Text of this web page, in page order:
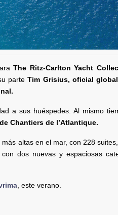
The Ritz-Carlton Yacht
parteTim Grisius, oficial
a sus huéspedes. Al mismo
Chantiers de l’Atlantique.
altas en el mar, con 228
dos nuevas y espaciosas
, este verano.